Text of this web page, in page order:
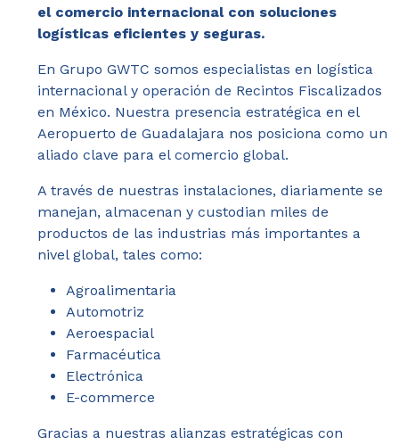
el comercio internacional con soluciones
logísticas eficientes y seguras.
En Grupo GWTC somos especialistas en logística
internacional y operación de Recintos Fiscalizados
en México. Nuestra presencia estratégica en el
Aeropuerto de Guadalajara nos posiciona como un
aliado clave para el comercio global.
A través de nuestras instalaciones, diariamente se
manejan, almacenan y custodian miles de
productos de las industrias más importantes a
nivel global, tales como:
Agroalimentaria
Automotriz
Aeroespacial
Farmacéutica
Electrónica
E-commerce
Gracias a nuestras alianzas estratégicas con